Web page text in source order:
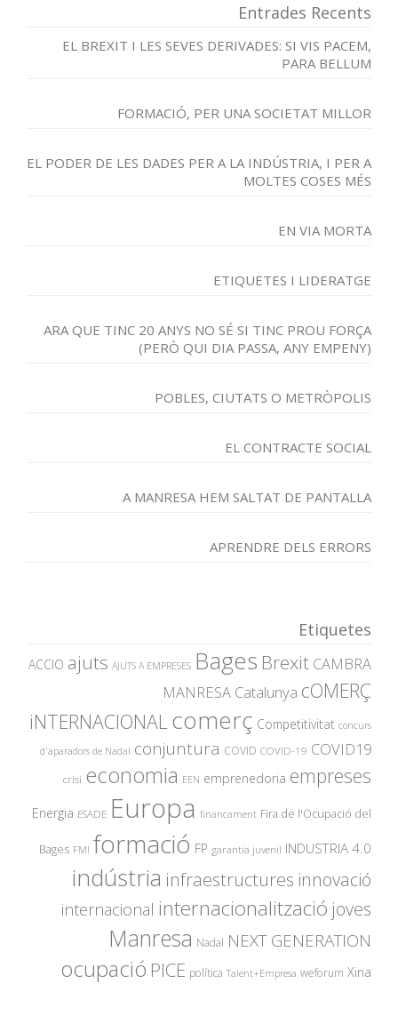
Entrades Recents
EL BREXIT I LES SEVES DERIVADES: SI VIS PACEM,
PARA BELLUM
FORMACIÓ, PER UNA SOCIETAT MILLOR
EL PODER DE LES DADES PER A LA INDÚSTRIA, I PER A
MOLTES COSES MÉS
EN VIA MORTA
ETIQUETES I LIDERATGE
ARA QUE TINC 20 ANYS NO SÉ SI TINC PROU FORÇA
(PERÒ QUI DIA PASSA, ANY EMPENY)
POBLES, CIUTATS O METRÒPOLIS
EL CONTRACTE SOCIAL
A MANRESA HEM SALTAT DE PANTALLA
APRENDRE DELS ERRORS
Etiquetes
ACCIO ajuts AJUTS A EMPRESES Bages Brexit CAMBRA
MANRESA Catalunya cOMERÇ
iNTERNACIONAL comerç Competitivitat concurs
d'aparadors de Nadal conjuntura COVID COVID-19 COVID19
crisi economia EEN emprenedoria empreses
Energia ESADE Europa financament Fira de l'Ocupació del
Bages FMI formació FP garantia juvenil INDUSTRIA 4.0
indústria infraestructures innovació
internacional internacionalització joves
Manresa Nadal NEXT GENERATION
ocupació PICE política Talent+Empresa weforum Xina